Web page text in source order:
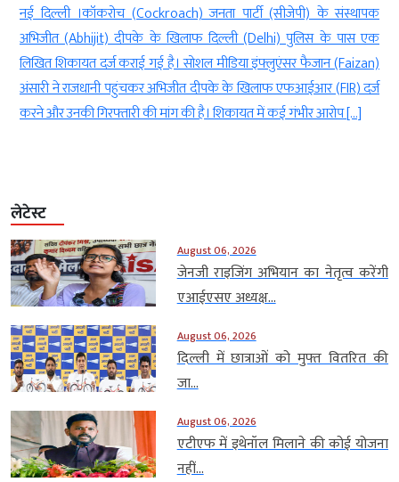
नई दिल्ली ।कॉकरोच (Cockroach) जनता पार्टी (सीजेपी) के संस्थापक
अभिजीत (Abhijit) दीपके के खिलाफ दिल्ली (Delhi) पुलिस के पास एक
लिखित शिकायत दर्ज कराई गई है। सोशल मीडिया इंफ्लुएंसर फैजान (Faizan)
अंसारी ने राजधानी पहुंचकर अभिजीत दीपके के खिलाफ एफआईआर (FIR) दर्ज
करने और उनकी गिरफ्तारी की मांग की है। शिकायत में कई गंभीर आरोप […]
लेटेस्ट
August 06, 2026
जेनजी राइजिंग अभियान का नेतृत्व करेंगी
एआईएसए अध्यक्ष...
August 06, 2026
दिल्ली में छात्राओं को मुफ्त वितरित की
जा...
August 06, 2026
एटीएफ में इथेनॉल मिलाने की कोई योजना
नहीं...